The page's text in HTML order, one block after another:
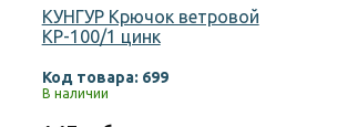
КУНГУР Крючок ветровой
КР-100/1 цинк
Код товара: 699
В наличии